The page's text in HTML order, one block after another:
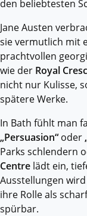
den beliebtesten
Jane Austen
sie vermutlich mit
prachtvollen
wie der Royal
nicht nur Kulisse,
spätere Werke.
In Bath fühlt man
„Persuasion“ oder
Parks schlendern
Centre lädt ein,
Ausstellungen
ihre Rolle als
spürbar.